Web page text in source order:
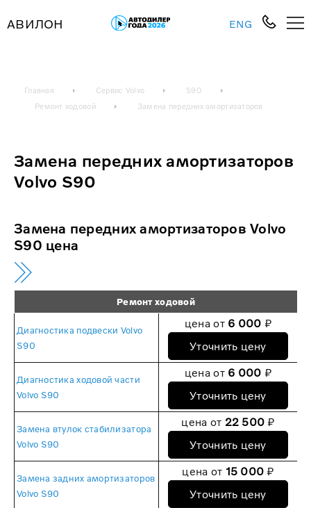
АВИЛОН ENG
Главная Сервис Volvo
S90
Ремонт ходовой
Замена передних амортизаторов
Замена передних амортизаторов
Volvo S90
Замена передних амортизаторов Volvo
S90 цена
Ремонт ходовой
Диагностика подвески Volvo
S90
цена от 6 000 ₽
Уточнить цену
Диагностика ходовой части
Volvo S90
цена от 6 000 ₽
Уточнить цену
Замена втулок стабилизатора
Volvo S90
цена от 22 500 ₽
Уточнить цену
Замена задних амортизаторов
Volvo S90
цена от 15 000 ₽
Уточнить цену